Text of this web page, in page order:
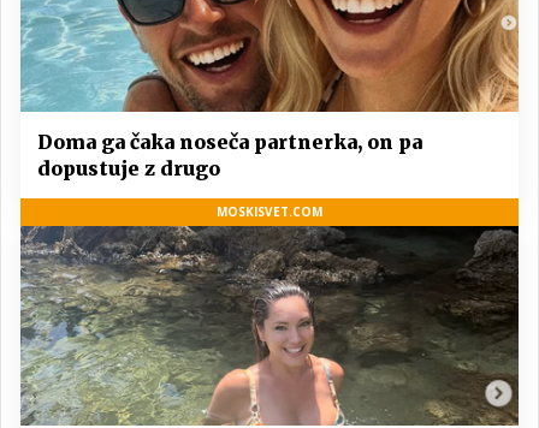
Doma ga čaka noseča partnerka, on pa
dopustuje z drugo
MOSKISVET.COM